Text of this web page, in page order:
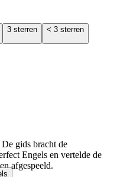
3 sterren < 3 sterren
gids bracht de
Engels en vertelde de
afgespeeld.